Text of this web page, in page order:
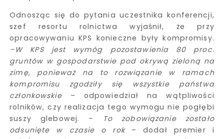
Odnosząc się do pytania uczestnika konferencji,
szef resortu rolnictwa wyjaśnił, że przy
opracowywaniu KPS konieczne były kompromisy.
–W KPS jest wymóg pozostawienia 80 proc.
gruntów w gospodarstwie pod okrywą zieloną na
zimę, ponieważ na to rozwiązanie w ramach
kompromisu zgodziły się wszystkie państwa
członkowskie– odpowiedział na wątpliwości
rolników, czy realizacja tego wymogu nie pogłębi
suszy glebowej. –
To zobowiązanie zostało
odsunięte w czasie o rok– dodał premier i